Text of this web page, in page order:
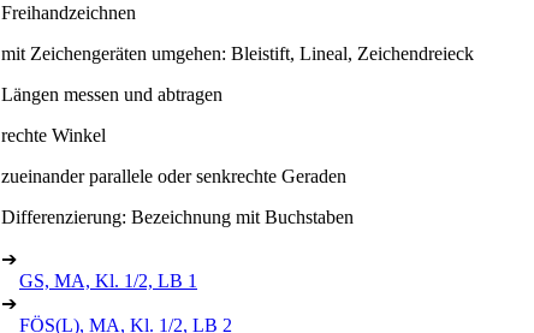
Freihandzeichnen
mit Zeichengeräten umgehen: Bleistift, Lineal, Zeichendreieck
Längen messen und abtragen
rechte Winkel
zueinander parallele oder senkrechte Geraden
Differenzierung: Bezeichnung mit Buchstaben
➔
GS, MA, Kl. 1/2, LB 1
➔
FÖS(L), MA, Kl. 1/2, LB 2